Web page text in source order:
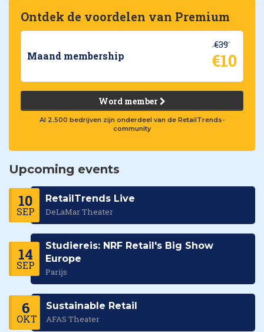
Ontdek de voordelen van Premium
Maand membership
€39
€10
Word member
Al 2.500 bedrijven zijn onderdeel van de RetailTrends-
community
Upcoming events
10
SEP
RetailTrends Live
DeLaMar Theater
14
SEP
Studiereis: NRF Retail's Big Show
Europe
Parijs
6
OKT
Sustainable Retail
AFAS Theater